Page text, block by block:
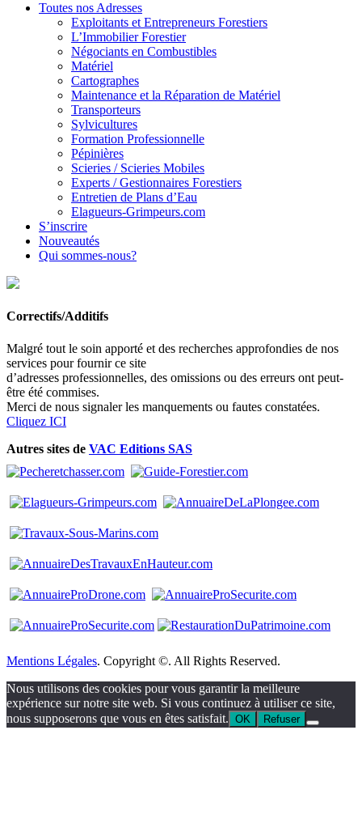
Toutes nos Adresses
Exploitants et Entrepreneurs Forestiers
L’Immobilier Forestier
Négociants en Combustibles
Matériel
Cartographes
Maintenance et la Réparation de Matériel
Transporteurs
Sylvicultures
Formation Professionnelle
Pépinières
Scieries / Scieries Mobiles
Experts / Gestionnaires Forestiers
Entretien de Plans d’Eau
Elagueurs-Grimpeurs.com
S’inscrire
Nouveautés
Qui sommes-nous?
Correctifs/Additifs
Malgré tout le soin apporté et des recherches approfondies de nos
services pour fournir ce site
d’adresses professionnelles, des omissions ou des erreurs ont peut-
être été commises.
Merci de nous signaler les manquements ou fautes constatées.
Cliquez ICI
Autres sites de VAC Editions SAS
Mentions Légales. Copyright ©. All Rights Reserved.
Nous utilisons des cookies pour vous garantir la meilleure
expérience sur notre site web. Si vous continuez à utiliser ce site,
nous supposerons que vous en êtes satisfait. OK Refuser